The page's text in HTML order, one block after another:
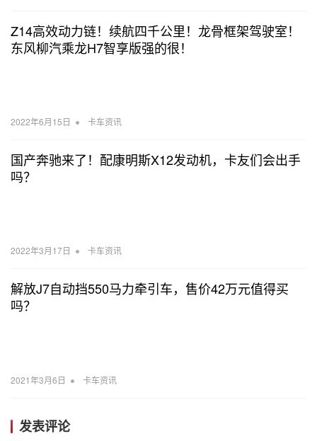
Z14高效动力链！续航四千公里！龙骨框架驾驶室！
东风柳汽乘龙H7智享版强的很！
2022年6月15日 • 卡车资讯
国产奔驰来了！配康明斯X12发动机，卡友们会出手
吗？
2022年3月17日 • 卡车资讯
解放J7自动挡550马力牵引车，售价42万元值得买
吗？
2021年3月6日 • 卡车资讯
发表评论